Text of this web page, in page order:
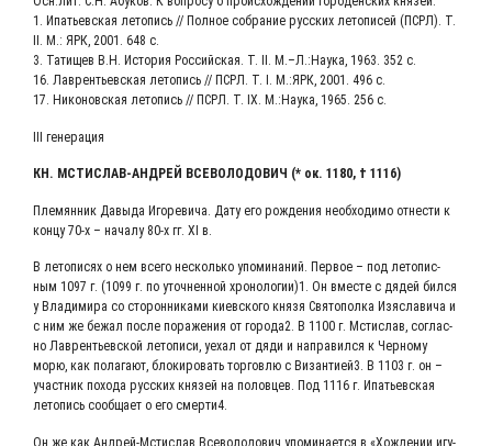
1. Ипа­тьев­ская лето­пись // Пол­ное собра­ние рус­ских лето­пи­сей (ПСРЛ). Т.
II. М.: ЯРК, 2001. 648 с.
3. Тати­щев В.Н. Исто­рия Рос­сий­ская. Т. II. М.–Л.:Наука, 1963. 352 с.
16. Лав­рен­тьев­ская лето­пись // ПСРЛ. Т. I. М.:ЯРК, 2001. 496 с.
17. Нико­нов­ская лето­пись // ПСРЛ. Т. IX. М.:Наука, 1965. 256 с.
III гене­ра­ция
КН. МСТИ­СЛАВ-АНДРЕЙ ВСЕ­ВО­ЛО­ДО­ВИЧ (* ок. 1180, † 1116)
Пле­мян­ник Давы­да Иго­ре­ви­ча. Дату его рож­де­ния необ­хо­ди­мо отне­сти к
кон­цу 70‑х – нача­лу 80‑х гг. XI в.
В лето­пи­сях о нем все­го несколь­ко упо­ми­на­ний. Пер­вое – под лето­пис­
ным 1097 г. (1099 г. по уточ­нен­ной хронологии)1. Он вме­сте с дядей бил­ся
у Вла­ди­ми­ра со сто­рон­ни­ка­ми киев­ско­го кня­зя Свя­то­пол­ка Изя­с­ла­ви­ча и
с ним же бежал после пора­же­ния от города2. В 1100 г. Мсти­слав, соглас­
но Лав­рен­тьев­ской лето­пи­си, уехал от дяди и напра­вил­ся к Чер­но­му
морю, как пола­га­ют, бло­ки­ро­вать тор­гов­лю с Византией3. В 1103 г. он –
участ­ник похо­да рус­ских кня­зей на полов­цев. Под 1116 г. Ипа­тьев­ская
лето­пись сооб­ща­ет о его смерти4.
Он же как Андрей-Мстислав Все­во­ло­до­вич упо­ми­на­ет­ся в «Хож­де­нии игу­